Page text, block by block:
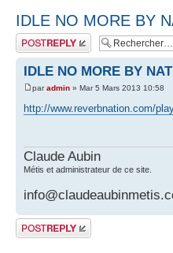
IDLE NO MORE BY
Publier une
réponse
IDLE NO MORE BY
paradmin » Mar 5 Mars 2013 10:58
http://www.reverbnation.com/
Claude Aubin
Métis et administrateur de ce site.
Publier une
réponse